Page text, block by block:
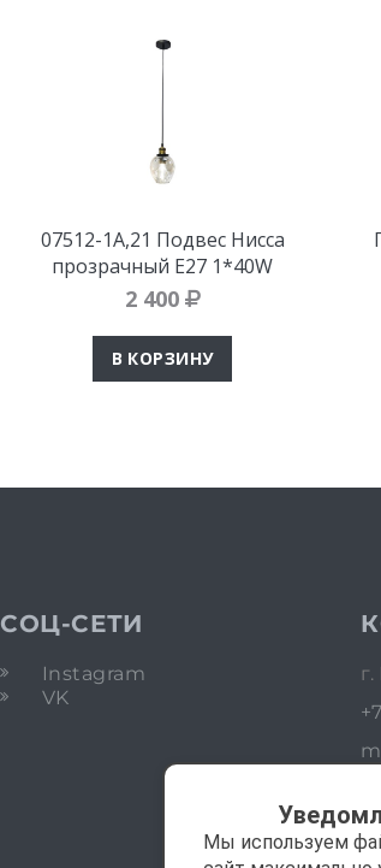
07512-1A,21 Подвес Нисса
прозрачный E27 1*40W
2 400
В КОРЗИНУ
СОЦ-СЕТИ
Instagram
VK
Мы используем